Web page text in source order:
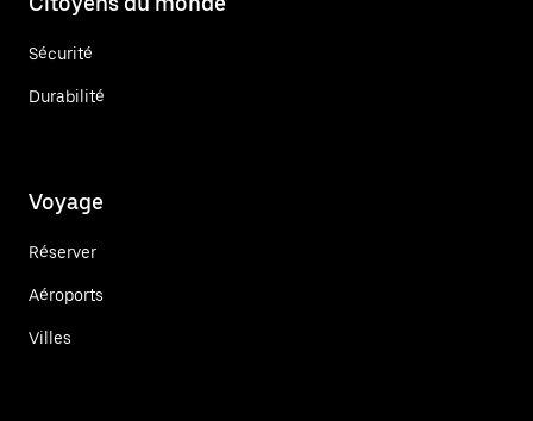
Sécurité
Durabilité
Voyage
Réserver
Aéroports
Villes